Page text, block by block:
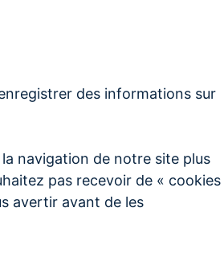
des informations sur
navigation de notre site plus
pas recevoir de « cookies
avertir avant de les